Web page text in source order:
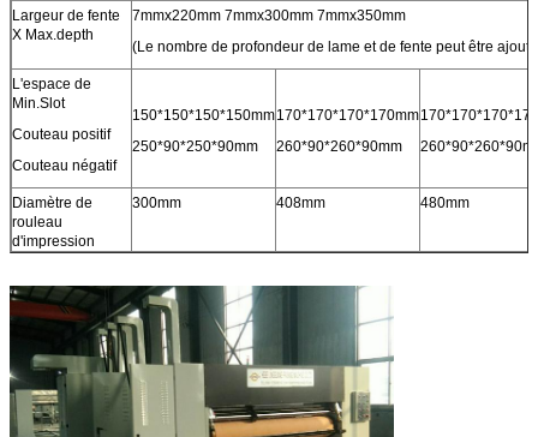
Largeur de fente
X Max.depth
7mmx220mm 7mmx300mm 7mmx350mm
(Le nombre de profondeur de lame et de fente peut être
L'espace de
Min.Slot
Couteau positif
Couteau négatif
150*150*150*150mm
250*90*250*90mm
170*170*170*170mm
260*90*260*90mm
Diamètre de
rouleau
d'impression
300mm 408mm 480mm